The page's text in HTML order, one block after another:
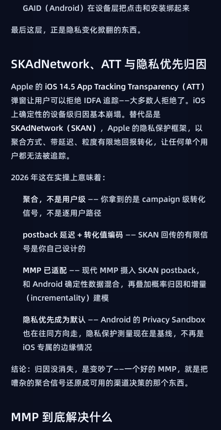
GAID（Android）在设备层把点击和安装绑起来
最后这层，正是隐私变化掀翻的东西。
SKAdNetwork、ATT 与隐私优先归因
Apple 的 iOS 14.5 App Tracking Transparency（ATT）
弹窗让用户可以拒绝 IDFA 追踪——大多数人拒绝了。iOS
上确定性的设备级归因基本崩塌。替代品是
SKAdNetwork（SKAN） ，Apple 的隐私保护框架，以
聚合方式、带延迟、粒度有限地回报转化，让任何单个用
户都无法被追踪。
2026 年这在实操上意味着：
聚合，不是用户级 —— 你拿到的是 campaign 级转化
信号，不是逐用户路径
postback 延迟 + 转化值编码 —— SKAN 回传的有限信
号是你自己设计的
MMP 已适配 —— 现代 MMP 摄入 SKAN postback，
和 Android 确定性数据混合，再叠加概率归因和增量
（incrementality）建模
隐私优先成为默认 —— Android 的 Privacy Sandbox
也在往同方向走，隐私保护测量现在是基线，不再是
iOS 专属的边缘情况
结论：归因没消失，是变吵了——一个好的 MMP，就是把
嘈杂的聚合信号还原成可用的渠道决策的那个东西。
MMP 到底解决什么